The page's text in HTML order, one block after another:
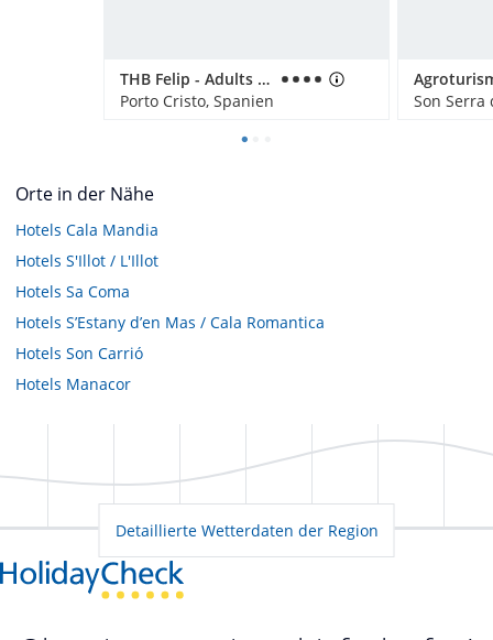
THB Felip - Adults only
Porto Cristo, Spanien
Son Serra
Orte in der Nähe
Hotels Cala Mandia
Hotels S'Illot / L'Illot
Hotels Sa Coma
Hotels S’Estany d’en Mas / Cala Romantica
Hotels Son Carrió
Hotels Manacor
Detaillierte Wetterdaten der Region